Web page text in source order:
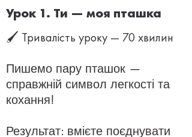
Урок 1. Ти — моя пташка
🖌 Тривалість уроку — 70 хвилин
Пишемо пару пташок —
справжній символ легкості та
кохання!
Результат: вмієте поєднувати